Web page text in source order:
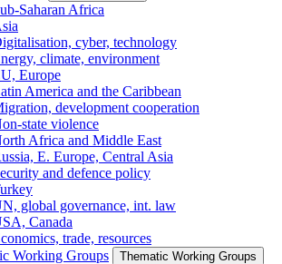
Saharan Africa
cyber, technology
climate, environment
Europe
America and the Caribbean
development cooperation
state violence
Africa and Middle East
E. Europe, Central Asia
and defence policy
global governance, int. law
Canada
trade, resources
Working Groups
Thematic Working Groups